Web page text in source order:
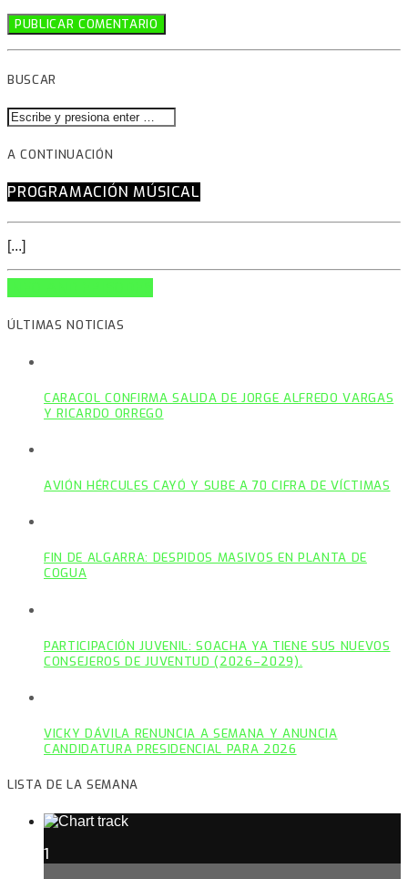
BUSCAR
A CONTINUACIÓN
PROGRAMACIÓN MÚSICAL
[...]
ÚLTIMAS NOTICIAS
CARACOL CONFIRMA SALIDA DE JORGE ALFREDO VARGAS
Y RICARDO ORREGO
AVIÓN HÉRCULES CAYÓ Y SUBE A 70 CIFRA DE VÍCTIMAS
FIN DE ALGARRA: DESPIDOS MASIVOS EN PLANTA DE
COGUA
PARTICIPACIÓN JUVENIL: SOACHA YA TIENE SUS NUEVOS
CONSEJEROS DE JUVENTUD (2026–2029).
VICKY DÁVILA RENUNCIA A SEMANA Y ANUNCIA
CANDIDATURA PRESIDENCIAL PARA 2026
LISTA DE LA SEMANA
1